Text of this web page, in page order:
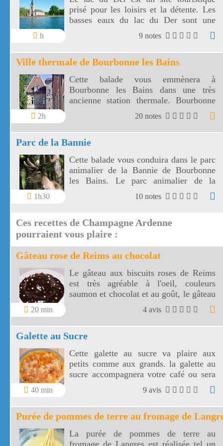
h
prisé pour les loisirs et la détente. Les
basses eaux du lac du Der sont une
halte pour de nombreux oiseaux
9 notes
Ville thermale de Bourbonne les Bains
2h
Cette balade vous emmènera à
Bourbonne les Bains dans une très
ancienne station thermale. Bourbonne
les bains est une petite ville d'environ
2500 habitants entourée de prairies et de
forêts.
20 notes
Parc de la Bannie
1h30
Cette balade vous conduira dans le parc
animalier de la Bannie de Bourbonne
les Bains. Le parc animalier de la
Bannie vous présente les animaux
sauvages de la région.
10 notes
Ces recettes de Champagne Ardenne
pourraient vous plaire :
Gâteau rose de Reims au chocolat
20 min
Le gâteau aux biscuits roses de Reims
est très agréable à l'oeil, couleurs
saumon et chocolat et au goût, le gâteau
rose de Reims à des saveurs de kirsch et
4 avis
Galette au Sucre
40 min
Cette galette au sucre va plaire aux
petits comme aux grands. la galette au
sucre accompagnera votre café ou sera
le goûter idéal de vos enfants.
9 avis
Purée de pommes de terre au fromage de
La purée de pommes de terre au